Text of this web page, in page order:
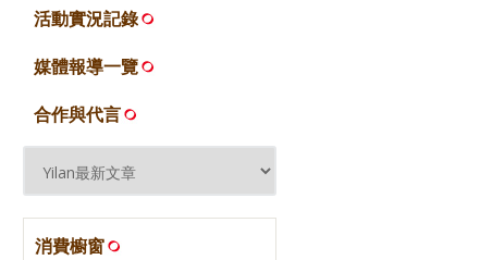
活動實況記錄
媒體報導一覽
合作與代言
消費櫥窗